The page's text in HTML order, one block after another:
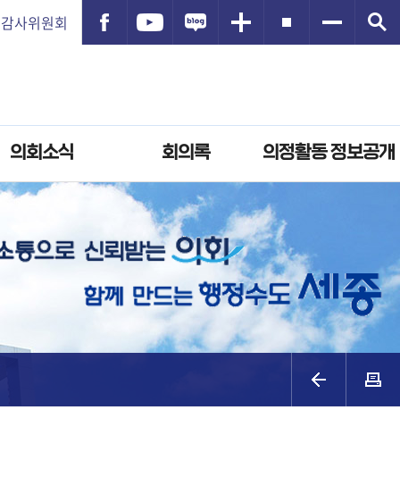
감사위원회
의회소식 회의록 의정활동 정보공개